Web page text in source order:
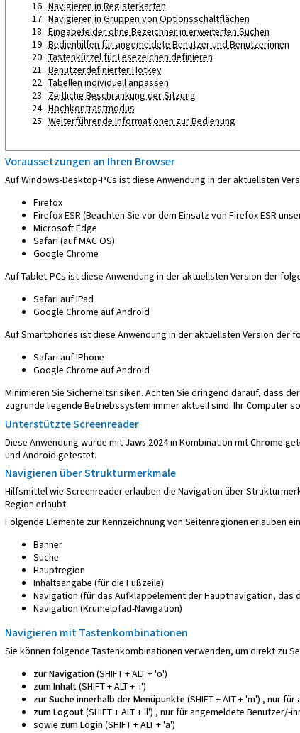
Navigieren in Registerkarten
Navigieren in Gruppen von Optionsschaltflächen
Eingabefelder ohne Bezeichner in erweiterten Suchen
Bedienhilfen für angemeldete Benutzer und Benutzerinnen
Tastenkürzel für Lesezeichen definieren
Benutzerdefinierter Hotkey
Tabellen individuell anpassen
Zeitliche Beschränkung der Sitzung
Hochkontrastmodus
Weiterführende Informationen zur Bedienung
Voraussetzungen an Ihren Browser
Auf Windows-Desktop-PCs ist diese Anwendung in der aktuellsten
Firefox
Firefox ESR (Beachten Sie vor dem Einsatz von Firefox ESR
Microsoft Edge
Safari (auf MAC OS)
Google Chrome
Auf Tablet-PCs ist diese Anwendung in der aktuellsten Version der
Safari auf IPad
Google Chrome auf Android
Auf Smartphones ist diese Anwendung in der aktuellsten Version der
Safari auf IPhone
Google Chrome auf Android
Minimieren Sie Sicherheitsrisiken. Achten Sie dringend darauf, dass
zugrunde liegende Betriebssystem immer aktuell sind. Ihr Computer
Unterstützte Screenreader
Diese Anwendung wurde mit Jaws 2024in Kombination mitChrome
und Android getestet.
Navigieren über Strukturmerkmale
Hilfsmittel wie Screenreader erlauben die Navigation über
Region erlaubt.
Folgende Elemente zur Kennzeichnung von Seitenregionen erlauben
Banner
Suche
Hauptregion
Inhaltsangabe (für die Fußzeile)
Navigation (für das Aufklappelement der Hauptnavigation, das
Navigation (Krümelpfad-Navigation)
Navigieren mit Tastenkombinationen
Sie können folgende Tastenkombinationen verwenden, um direkt zu
zur Navigation(SHIFT + ALT + 'o')
zum Inhalt(SHIFT + ALT + 'i')
zur Suche innerhalb der Menüpunkte(SHIFT + ALT + 'm') , nur
zum Logout(SHIFT + ALT + 'l') , nur für angemeldete Benutzer/-
sowie zum Login(SHIFT + ALT + 'a')